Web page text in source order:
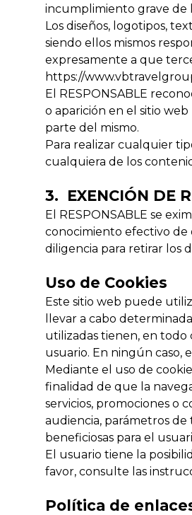
incumplimiento grave de
Los diseños, logotipos,
siendo ellos mismos
expresamente a que
https://
El RESPONSABLE
o aparición en el sitio
parte del mismo.
Para realizar cualquier
cualquiera de los
3. EXENCIÓN DE
El RESPONSABLE se
conocimiento efectivo de
diligencia para retirar los
Uso de Cookies
Este sitio web puede
llevar a cabo
utilizadas tienen, en todo
usuario. En ningún caso,
Mediante el uso de
finalidad de que la
servicios, promociones o
audiencia, parámetros
beneficiosas para el
El usuario tiene la
favor, consulte las
Política de